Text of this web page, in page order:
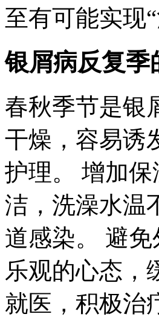
至有可能实现
银屑病反复季
春秋季节是银
干燥，容易诱
护理。 增加
洁，洗澡水温
道感染。 避
乐观的心态，
就医，积极治